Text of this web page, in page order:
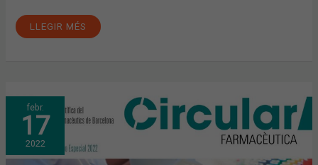
LLEGIR MÉS
febr.
17
2022
CIRCULAR
FARMACÈUTICA:
JA
DISPONIBLE
L’EDICIÓ
ESPECIAL
DE